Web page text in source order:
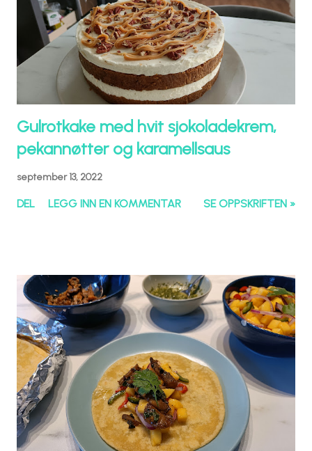
Gulrotkake med hvit sjokoladekrem,
pekannøtter og karamellsaus
september 13, 2022
DEL LEGG INN EN KOMMENTAR SE OPPSKRIFTEN »